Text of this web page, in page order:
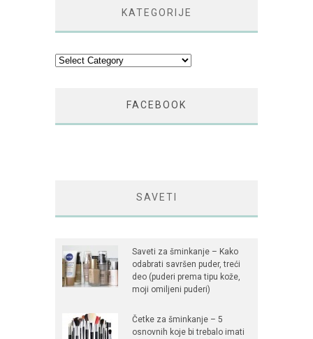
KATEGORIJE
Kategorije
FACEBOOK
SAVETI
Saveti za šminkanje – Kako
odabrati savršen puder, treći
deo (puderi prema tipu kože,
moji omiljeni puderi)
Četke za šminkanje – 5
osnovnih koje bi trebalo imati